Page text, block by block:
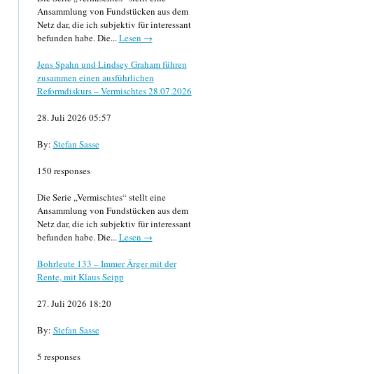
Ansammlung von Fundstücken aus dem
Netz dar, die ich subjektiv für interessant
befunden habe. Die...Lesen →
Jens Spahn und Lindsey Graham führen
zusammen einen ausführlichen
Reformdiskurs – Vermischtes 28.07.2026
28. Juli 2026 05:57
By: Stefan Sasse
150 responses
Die Serie „Vermischtes“ stellt eine
Ansammlung von Fundstücken aus dem
Netz dar, die ich subjektiv für interessant
befunden habe. Die...Lesen →
Bohrleute 133 – Immer Ärger mit der
Rente, mit Klaus Seipp
27. Juli 2026 18:20
By: Stefan Sasse
5 responses